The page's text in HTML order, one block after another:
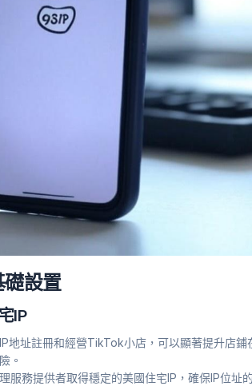
設置
IP
地址註冊和經營TikTok小店，可以顯著提升店
。
服務提供者取得穩定的美國住宅IP，確保IP位址